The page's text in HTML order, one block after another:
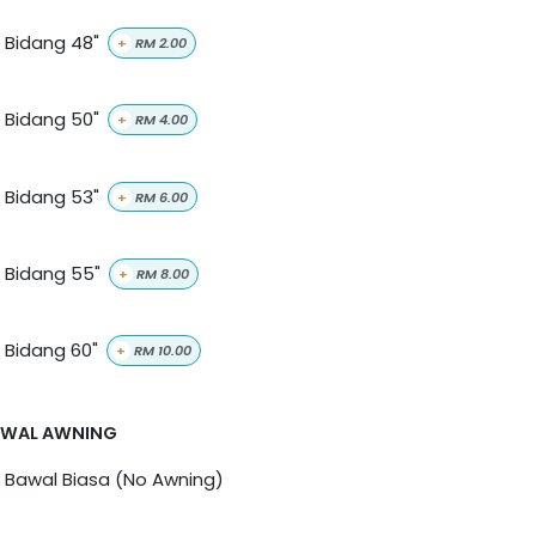
Bidang 48" + RM2.00
Bidang 50" + RM4.00
Bidang 53" + RM6.00
Bidang 55" + RM8.00
Bidang 60" + RM 10.00
AWNING
Bawal Biasa (No Awning)